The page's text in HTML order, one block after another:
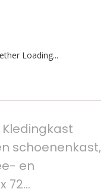
Loading...
Kledingkast
schoenenkast,
en
72…